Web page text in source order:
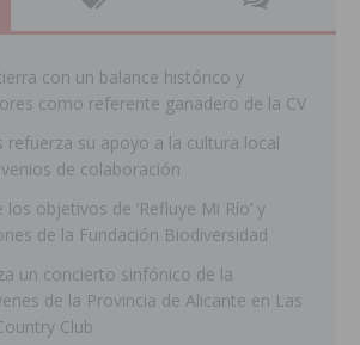
con un balance histórico y
como referente ganadero de la CV
refuerza su apoyo a la cultura local
de colaboración
objetivos de ‘Refluye Mi Río’ y
de la Fundación Biodiversidad
un concierto sinfónico de la
de la Provincia de Alicante en Las
Club